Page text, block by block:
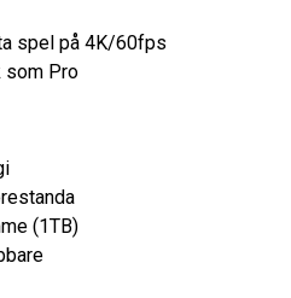
spel på 4K/60fps
som Pro
(1TB)